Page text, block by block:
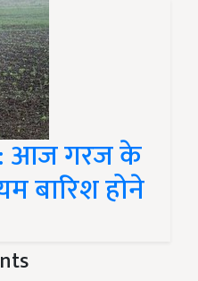
आज गरज के
बारिश होने